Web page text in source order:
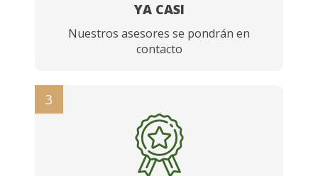
YA CASI
Nuestros asesores se pondrán en
contacto
3